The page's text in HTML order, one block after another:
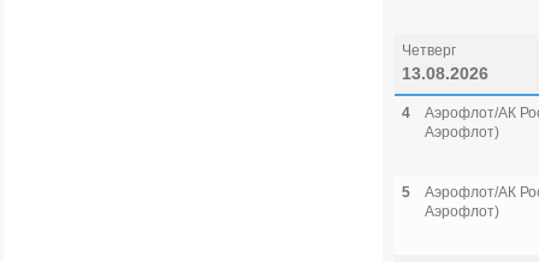
Четверг
13.08.2026
4
Аэрофлот/АК
Аэрофлот)
5
Аэрофлот/АК
Аэрофлот)